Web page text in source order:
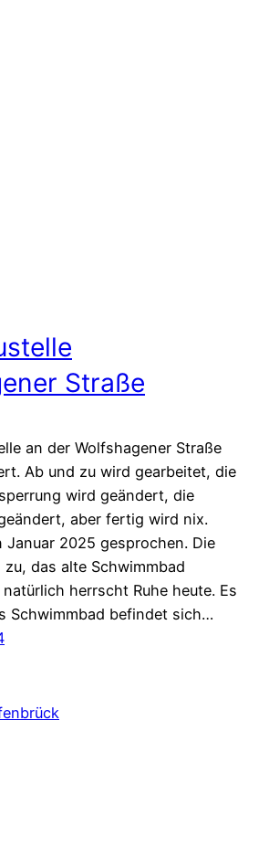
Straße
an der Wolfshagener Straße
Ab und zu wird gearbeitet, die
wird geändert, die
aber fertig wird nix.
Januar 2025 gesprochen. Die
das alte Schwimmbad
herrscht Ruhe heute. Es
Schwimmbad befindet sich…